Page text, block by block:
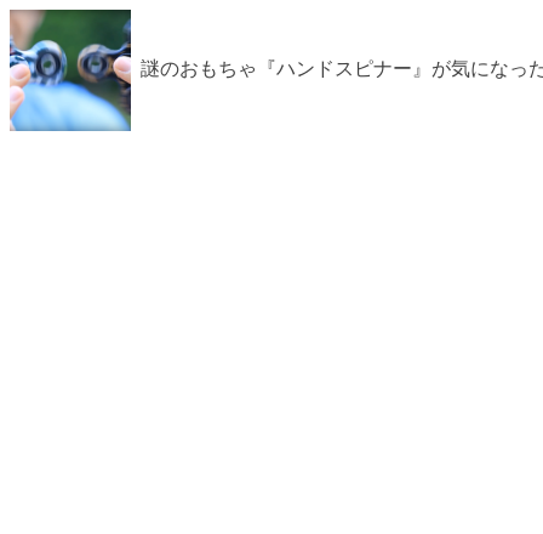
謎のおもちゃ『ハンドスピナー』が気になっ